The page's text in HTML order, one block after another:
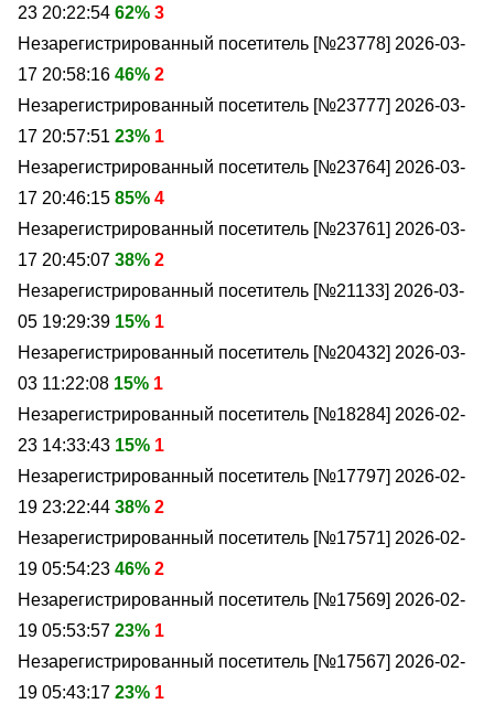
23 20:22:54 62% 3
Незарегистрированный посетитель [№23778] 2026-03-
17 20:58:16 46% 2
Незарегистрированный посетитель [№23777] 2026-03-
17 20:57:51 23% 1
Незарегистрированный посетитель [№23764] 2026-03-
17 20:46:15 85% 4
Незарегистрированный посетитель [№23761] 2026-03-
17 20:45:07 38% 2
Незарегистрированный посетитель [№21133] 2026-03-
05 19:29:39 15% 1
Незарегистрированный посетитель [№20432] 2026-03-
03 11:22:08 15% 1
Незарегистрированный посетитель [№18284] 2026-02-
23 14:33:43 15% 1
Незарегистрированный посетитель [№17797] 2026-02-
19 23:22:44 38% 2
Незарегистрированный посетитель [№17571] 2026-02-
19 05:54:23 46% 2
Незарегистрированный посетитель [№17569] 2026-02-
19 05:53:57 23% 1
Незарегистрированный посетитель [№17567] 2026-02-
19 05:43:17 23% 1